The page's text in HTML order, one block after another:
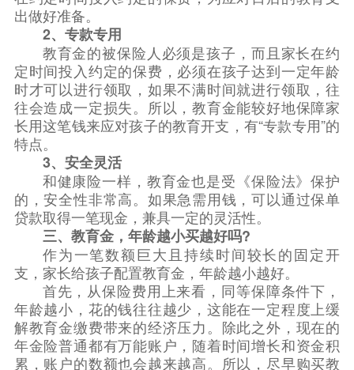
出做好准备。
2、专款专用
教育金的被保险人必须是孩子，而且家长在约
定时间投入约定的保费，必须在孩子达到一定年龄
时才可以进行领取，如果不满时间就进行领取，往
往会造成一定损失。所以，教育金能较好地保障家
长用这笔钱来应对孩子的教育开支，有“专款专用”的
特点。
3、安全灵活
和健康险一样，教育金也是受《保险法》保护
的，安全性非常高。如果急需用钱，可以通过保单
贷款取得一笔现金，兼具一定的灵活性。
三、教育金，年龄越小买越好吗?
作为一笔数额巨大且持续时间较长的固定开
支，家长给孩子配置教育金，年龄越小越好。
首先，从保险费用上来看，同等保障条件下，
年龄越小，花的钱往往越少，这能在一定程度上缓
解教育金缴费带来的经济压力。除此之外，现在的
年金险普通都有万能账户，随着时间增长和资金积
累，账户的数额也会越来越高。所以，尽早购买教